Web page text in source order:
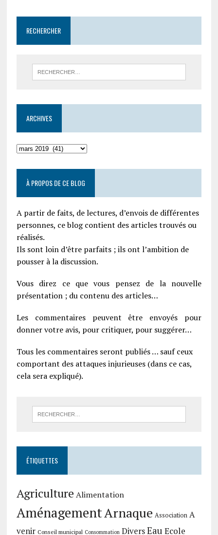
RECHERCHER
ARCHIVES
À PROPOS DE CE BLOG
A partir de faits, de lectures, d’envois de différentes
personnes, ce blog contient des articles trouvés ou
réalisés.
Ils sont loin d’être parfaits ; ils ont l’ambition de
pousser à la discussion.
Vous direz ce que vous pensez de la nouvelle
présentation ; du contenu des articles…
Les commentaires peuvent être envoyés pour
donner votre avis, pour critiquer, pour suggérer…
Tous les commentaires seront publiés … sauf ceux
comportant des attaques injurieuses (dans ce cas,
cela sera expliqué).
ÉTIQUETTES
Agriculture Alimentation
AménagementArnaque Association A
venir Conseil municipal Consommation DiversEau Ecole